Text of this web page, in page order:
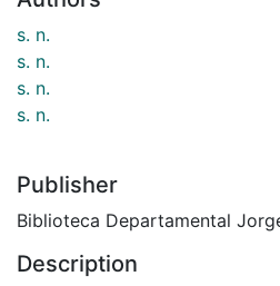
s. n.
s. n.
s. n.
s. n.
Publisher
Biblioteca Departamental
Description